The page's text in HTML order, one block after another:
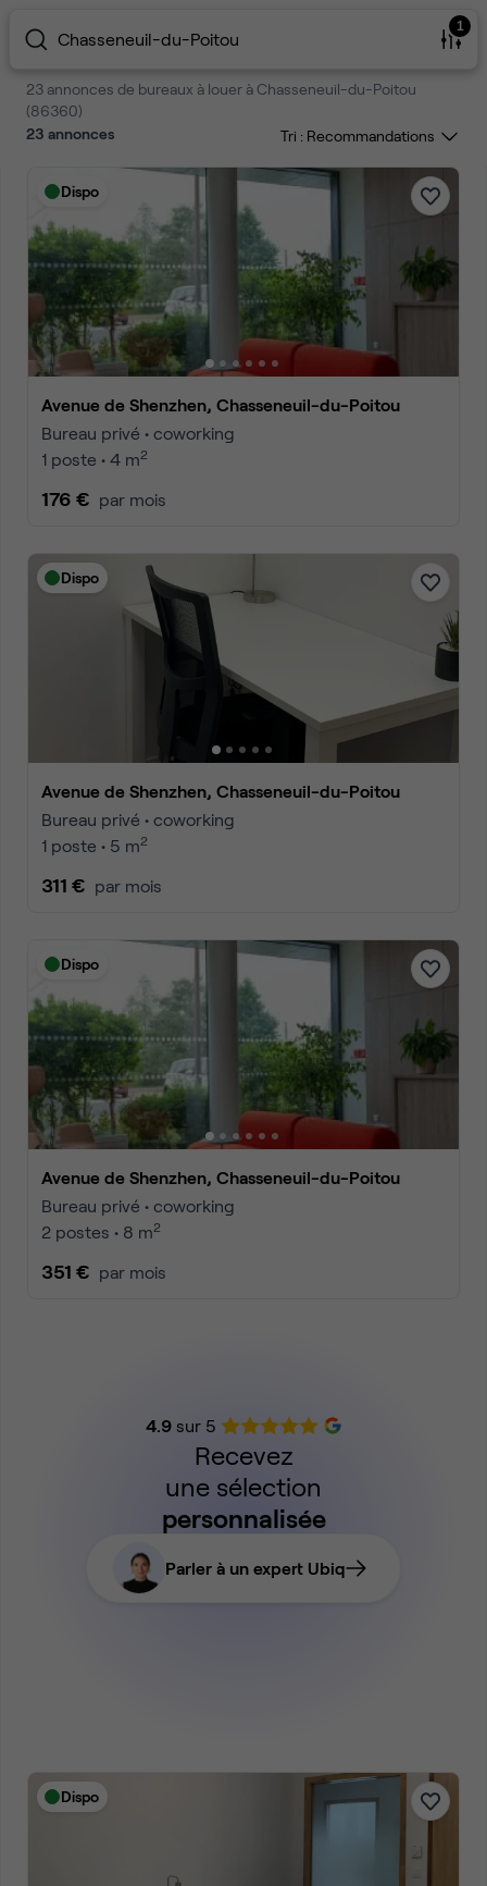
Chasseneuil-du-Poitou
1
23 annonces de bureaux à louer à Chasseneuil-du-Poitou
(86360)
23 annonces Tri :
Dispo
Avenue de Shenzhen, Chasseneuil-du-Poitou
Bureau privé • coworking
1 poste • 4 m2
176 € par mois
Dispo
Avenue de Shenzhen, Chasseneuil-du-Poitou
Bureau privé • coworking
1 poste • 5 m2
311 € par mois
Dispo
Avenue de Shenzhen, Chasseneuil-du-Poitou
Bureau privé • coworking
2 postes • 8 m2
351 € par mois
4.9sur 5
Recevez
une sélection
personnalisée
Parler à un expert Ubiq
Dispo